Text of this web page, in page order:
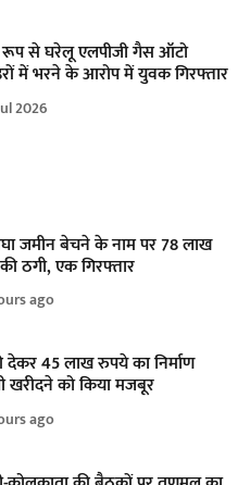
से घरेलू एलपीजी गैस ऑटो
में भरने के आरोप में युवक गिरफ्तार
2026
जमीन बेचने के नाम पर 78 लाख
ठगी, एक गिरफ्तार
ago
45 लाख रुपये का निर्माण
खरीदने को किया मजबूर
ago